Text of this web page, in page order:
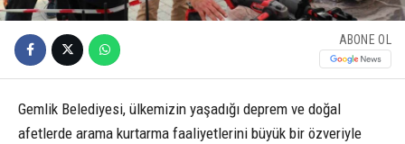
ABONE OL
Gemlik Belediyesi, ülkemizin yaşadığı deprem ve doğal
afetlerde arama kurtarma faaliyetlerini büyük bir özveriyle